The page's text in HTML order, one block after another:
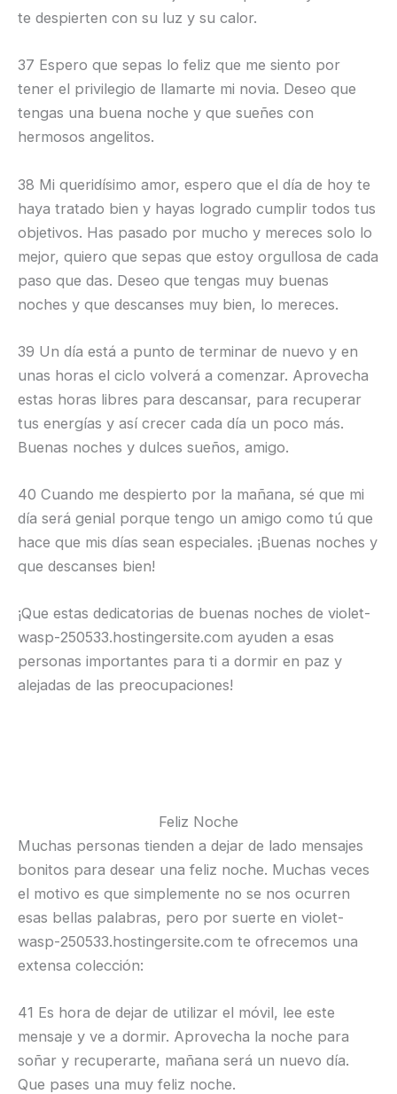
te despierten con su luz y su calor.
37 Espero que sepas lo feliz que me siento por
tener el privilegio de llamarte mi novia. Deseo que
tengas una buena noche y que sueñes con
hermosos angelitos.
38 Mi queridísimo amor, espero que el día de hoy te
haya tratado bien y hayas logrado cumplir todos tus
objetivos. Has pasado por mucho y mereces solo lo
mejor, quiero que sepas que estoy orgullosa de cada
paso que das. Deseo que tengas muy buenas
noches y que descanses muy bien, lo mereces.
39 Un día está a punto de terminar de nuevo y en
unas horas el ciclo volverá a comenzar. Aprovecha
estas horas libres para descansar, para recuperar
tus energías y así crecer cada día un poco más.
Buenas noches y dulces sueños, amigo.
40 Cuando me despierto por la mañana, sé que mi
día será genial porque tengo un amigo como tú que
hace que mis días sean especiales. ¡Buenas noches y
que descanses bien!
¡Que estas dedicatorias de buenas noches de violet-
wasp-250533.hostingersite.com ayuden a esas
personas importantes para ti a dormir en paz y
alejadas de las preocupaciones!
Feliz Noche
Muchas personas tienden a dejar de lado mensajes
bonitos para desear una feliz noche. Muchas veces
el motivo es que simplemente no se nos ocurren
esas bellas palabras, pero por suerte en violet-
wasp-250533.hostingersite.com te ofrecemos una
extensa colección:
41 Es hora de dejar de utilizar el móvil, lee este
mensaje y ve a dormir. Aprovecha la noche para
soñar y recuperarte, mañana será un nuevo día.
Que pases una muy feliz noche.